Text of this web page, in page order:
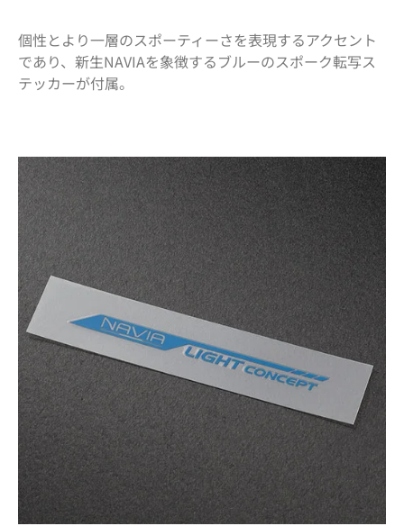
個性とより一層のスポーティーさを表現するアクセント
であり、新生NAVIAを象徴するブルーのスポーク転写ス
テッカーが付属。